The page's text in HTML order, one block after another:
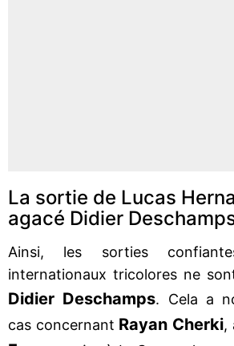
La sortie de Lucas
agacé Didier
Ainsi, les sorties
internationaux tricolores ne
Didier Deschamps. Cela a
cas concernant Rayan Cherki,